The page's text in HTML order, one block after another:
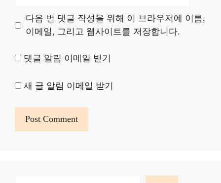
다음 번 댓글 작성을 위해 이 브라우저에 이름,
이메일, 그리고 웹사이트를 저장합니다.
댓글 알림 이메일 받기
새 글 알림 이메일 받기